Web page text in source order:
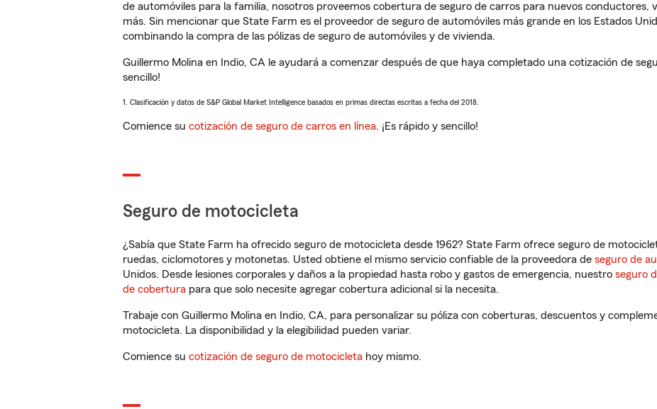
de automóviles para la familia, nosotros proveemos cobertura de seguro de carros para nuevos conductores,
más. Sin mencionar que State Farm es el proveedor de seguro de automóviles más grande en los Estados
combinando la compra de las pólizas de seguro de automóviles y de vivienda.
Guillermo Molina en Indio, CA le ayudará a comenzar después de que haya completado una cotización de
sencillo!
1. Clasificación y datos de S&P Global Market Intelligence basados en primas directas escritas a fecha del 2018.
Comience su cotización de seguro de carros en línea. ¡Es rápido y sencillo!
Seguro de motocicleta
¿Sabía que State Farm ha ofrecido seguro de motocicleta desde 1962? State Farm ofrece seguro de
ruedas, ciclomotores y motonetas. Usted obtiene el mismo servicio confiable de la proveedora de seguro de
Unidos. Desde lesiones corporales y daños a la propiedad hasta robo y gastos de emergencia, nuestro seguro
de cobertura para que solo necesite agregar cobertura adicional si la necesita.
Trabaje con Guillermo Molina en Indio, CA, para personalizar su póliza con coberturas, descuentos y
motocicleta. La disponibilidad y la elegibilidad pueden variar.
Comience su cotización de seguro de motocicleta hoy mismo.